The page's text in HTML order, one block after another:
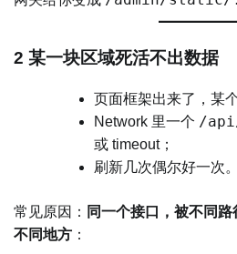
2 某一块区域死活不出数据
页面框架出来了，某
Network 里一个 /
或 timeout；
刷新几次偶尔好一次。
常见原因： 同一个接口，被不同
不同地方 ：